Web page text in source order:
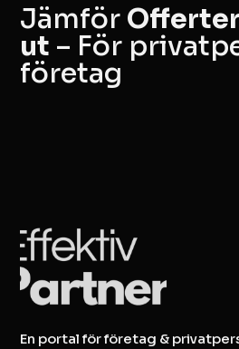
Jämför
ut – För
företag
En portal för företag &